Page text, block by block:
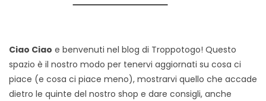
Ciao Ciao e benvenuti nel blog di Troppotogo! Questo
spazio è il nostro modo per tenervi aggiornati su cosa ci
piace (e cosa ci piace meno), mostrarvi quello che accade
dietro le quinte del nostro shop e dare consigli, anche